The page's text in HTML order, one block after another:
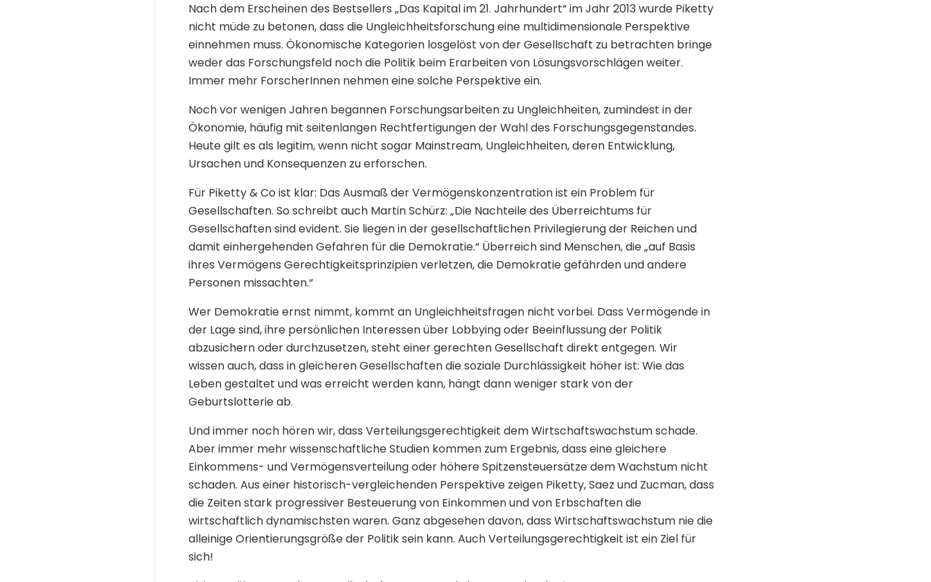
Nach dem Erscheinen des Bestsellers „Das Kapital im 21. Jahrhundert“ im Jahr 2013 wurde Piketty
nicht müde zu betonen, dass die Ungleichheitsforschung eine multidimensionale Perspektive
einnehmen muss. Ökonomische Kategorien losgelöst von der Gesellschaft zu betrachten bringe
weder das Forschungsfeld noch die Politik beim Erarbeiten von Lösungsvorschlägen weiter.
Immer mehr ForscherInnen nehmen eine solche Perspektive ein.
Noch vor wenigen Jahren begannen Forschungsarbeiten zu Ungleichheiten, zumindest in der
Ökonomie, häufig mit seitenlangen Rechtfertigungen der Wahl des Forschungsgegenstandes.
Heute gilt es als legitim, wenn nicht sogar Mainstream, Ungleichheiten, deren Entwicklung,
Ursachen und Konsequenzen zu erforschen.
Für Piketty & Co ist klar: Das Ausmaß der Vermögenskonzentration ist ein Problem für
Gesellschaften. So schreibt auch Martin Schürz: „Die Nachteile des Überreichtums für
Gesellschaften sind evident. Sie liegen in der gesellschaftlichen Privilegierung der Reichen und
damit einhergehenden Gefahren für die Demokratie.“ Überreich sind Menschen, die „auf Basis
ihres Vermögens Gerechtigkeitsprinzipien verletzen, die Demokratie gefährden und andere
Personen missachten.“
Wer Demokratie ernst nimmt, kommt an Ungleichheitsfragen nicht vorbei. Dass Vermögende in
der Lage sind, ihre persönlichen Interessen über Lobbying oder Beeinflussung der Politik
abzusichern oder durchzusetzen, steht einer gerechten Gesellschaft direkt entgegen. Wir
wissen auch, dass in gleicheren Gesellschaften die soziale Durchlässigkeit höher ist: Wie das
Leben gestaltet und was erreicht werden kann, hängt dann weniger stark von der
Geburtslotterie ab.
Und immer noch hören wir, dass Verteilungsgerechtigkeit dem Wirtschaftswachstum schade.
Aber immer mehr wissenschaftliche Studien kommen zum Ergebnis, dass eine gleichere
Einkommens- und Vermögensverteilung oder höhere Spitzensteuersätze dem Wachstum nicht
schaden. Aus einer historisch-vergleichenden Perspektive zeigen Piketty, Saez und Zucman, dass
die Zeiten stark progressiver Besteuerung von Einkommen und von Erbschaften die
wirtschaftlich dynamischsten waren. Ganz abgesehen davon, dass Wirtschaftswachstum nie die
alleinige Orientierungsgröße der Politik sein kann. Auch Verteilungsgerechtigkeit ist ein Ziel für
sich!